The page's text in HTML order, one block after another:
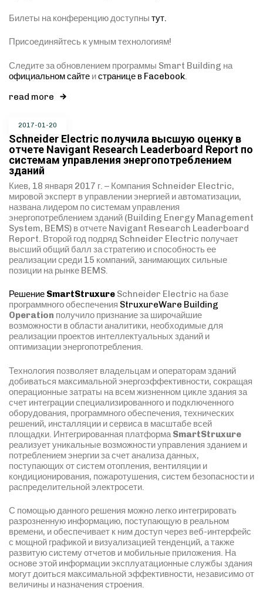
Type and hit enter
Билеты на конференцию доступны тут.
Присоединяйтесь к умным технологиям!
Следите за обновлением программы Smart Building на
официальном сайте истранице в Facebook
read more
2017-01-20
Schneider Electric получила высшую оценку в
отчете Navigant Research Leaderboard Report по
системам управления энергопотреблением
зданий
Киев, 18 января 2017 г. – Компания Schneider Electric,
мировой эксперт в управлении энергией и автоматизации,
названа лидером по системам управления
энергопотреблением зданий (Building Energy Management
System, BEMS) в отчете Navigant Research Leaderboard
Report. Второй год подряд Schneider Electric получает
высший общий балл за стратегию и способность ее
реализации среди 15 компаний, занимающих сильные
позиции на рынке BEMS.
Решение SmartStruxure Schneider Electric на базе
программного обеспечения StruxureWare Building
Operation получило признание за широчайшие
возможности в области аналитики, необходимые для
реализации проектов интеллектуальных зданий и
оптимизации энергопотребления.
Технология позволяет владельцам и операторам зданий
добиваться максимальной энергоэффективности, сокращая
операционные затраты на всем жизненном цикле здания за
счет интеграции специализированного и подключенного
оборудования, программного обеспечения, технических
решений, инсталляции и сервиса в масштабе всей
площадки. Интегрированная платформаSmartStruxure
реализует уникальные возможности управления зданием и
потреблением энергии за счет анализа данных,
поступающих от систем отопления, вентиляции и
кондиционирования, пожаротушения, систем безопасности и
распределительной электросети.
С помощью данного решения можно легко интегрировать
разрозненную информацию, поступающую в реальном
времени, и обеспечивает к ним доступ через веб-интерфейс
с мощной графикой и визуализацией тенденций, а также
развитую систему отчетов и мобильные приложения. На
основе этой информации эксплуатационные службы здания
могут доиться максимальной эффективности, независимо от
величины и назначения строения.